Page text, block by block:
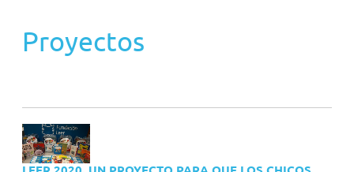
- Impactar la agenda pública a través de modelos de lectura y
aprendizaje exitosos e innovadores.
PROGRAMAS
El trabajo de Fundación Leer se basa en 4 pilares:
Proyectos